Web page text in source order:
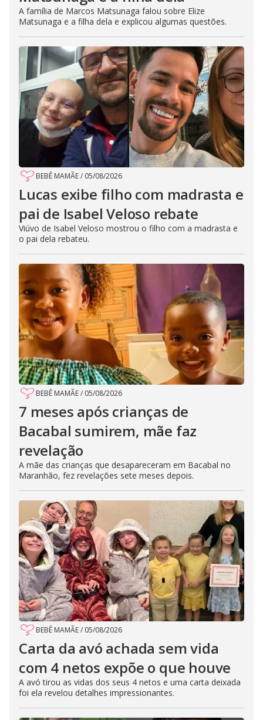
A família de Marcos Matsunaga falou sobre Elize
Matsunaga e a filha dela e explicou algumas questões.
BEBÊ MAMÃE/ 05/08/2026
Lucas exibe filho com madrasta e
pai de Isabel Veloso rebate
Viúvo de Isabel Veloso mostrou o filho com a madrasta e
o pai dela rebateu.
BEBÊ MAMÃE/ 05/08/2026
7 meses após crianças de
Bacabal sumirem, mãe faz
revelação
A mãe das crianças que desapareceram em Bacabal no
Maranhão, fez revelações sete meses depois.
BEBÊ MAMÃE/ 05/08/2026
Carta da avó achada sem vida
com 4 netos expõe o que houve
A avó tirou as vidas dos seus 4 netos e uma carta deixada
foi ela revelou detalhes impressionantes.